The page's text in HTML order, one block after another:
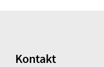
Kontakt